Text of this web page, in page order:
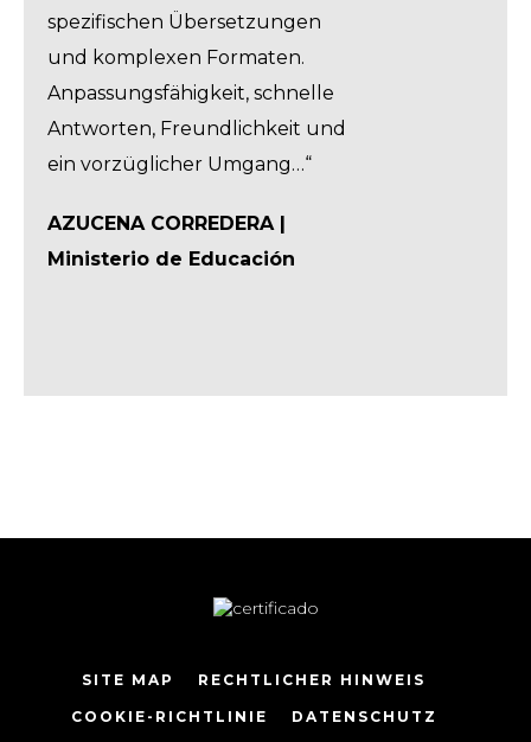
spezifischen Übersetzungen
und komplexen Formaten.
Anpassungsfähigkeit, schnelle
Antworten, Freundlichkeit und
ein vorzüglicher Umgang…“
AZUCENA CORREDERA |
Ministerio de Educación
SITE MAP RECHTLICHER HINWEIS
COOKIE-RICHTLINIE DATENSCHUTZ